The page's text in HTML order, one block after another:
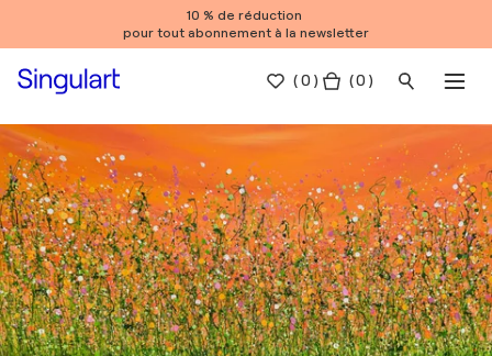
10 % de réduction
pour tout abonnement à la newsletter
(0 ) ( 0 )